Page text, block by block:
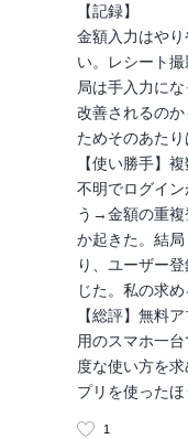
【記録】
金額入力はや
い。レシート
局は手入力に
改善されるの
ためそのあたり
【使い勝手】
不明でログイ
う→金額の重複
か起きた。結
り、ユーザー
じた。私の求
【総評】無料
用のスマホ一
度な使い方を
プリを使ったほ
1